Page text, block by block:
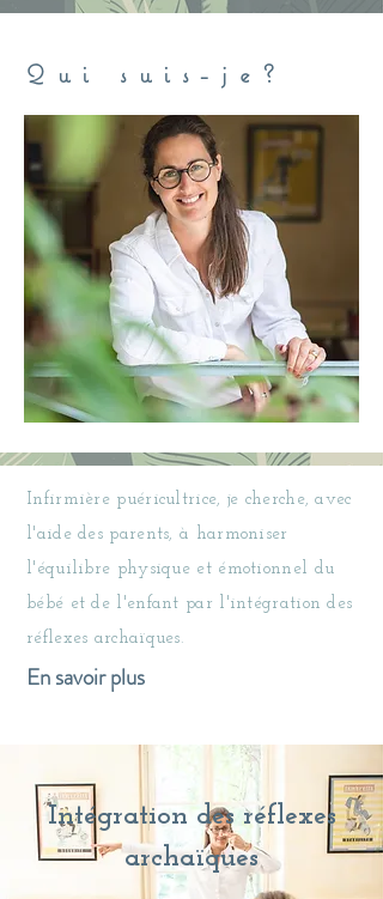
Qui suis-je?
Infirmière puéricultrice, je cherche, avec
l'aide des parents, à harmoniser
l'équilibre physique et émotionnel du
bébé et de l'enfant par l'intégration des
réflexes archaïques.
En savoir plus
Intégration des réflexes
archaïques